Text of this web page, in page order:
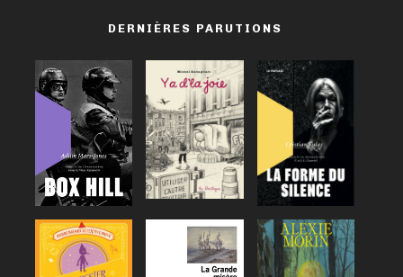
DERNIÈRES PARUTIONS